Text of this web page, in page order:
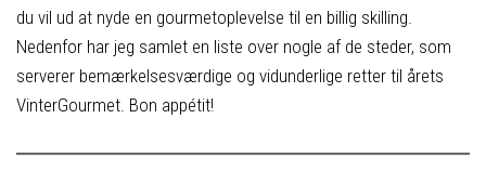
du vil ud at nyde en gourmetoplevelse til en billig skilling.
Nedenfor har jeg samlet en liste over nogle af de steder, som
serverer bemærkelsesværdige og vidunderlige retter til årets
VinterGourmet. Bon appétit!